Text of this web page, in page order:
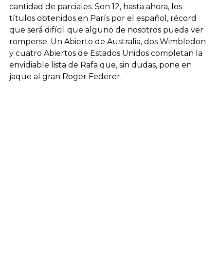
cantidad de parciales. Son 12, hasta ahora, los
títulos obtenidos en París por el español, récord
que será difícil que alguno de nosotros pueda ver
romperse. Un Abierto de Australia, dos Wimbledon
y cuatro Abiertos de Estados Unidos completan la
envidiable lista de Rafa que, sin dudas, pone en
jaque al gran Roger Federer.